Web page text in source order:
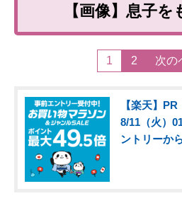
【画像】息子を
1 2 次の
【楽天】
8/11（火）
ントリーか